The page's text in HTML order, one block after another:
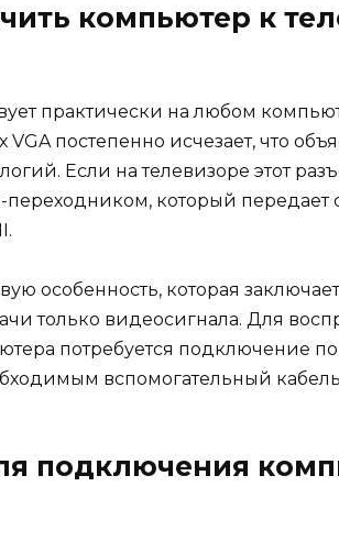
компьютер к
практически на любом
постепенно исчезает, что
Если на телевизоре этот
переходником, который передает
особенность, которая
только видеосигнала. Для
потребуется подключение по
вспомогательный
подключения